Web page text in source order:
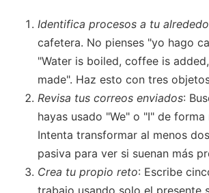
Identifica procesos a tu
cafetera. No pienses "yo hago
"Water is boiled, coffee is
made". Haz esto con tres
Revisa tus correos enviados:
hayas usado "We" o "I" de
Intenta transformar al menos
pasiva para ver si suenan más
Crea tu propio reto: Escribe